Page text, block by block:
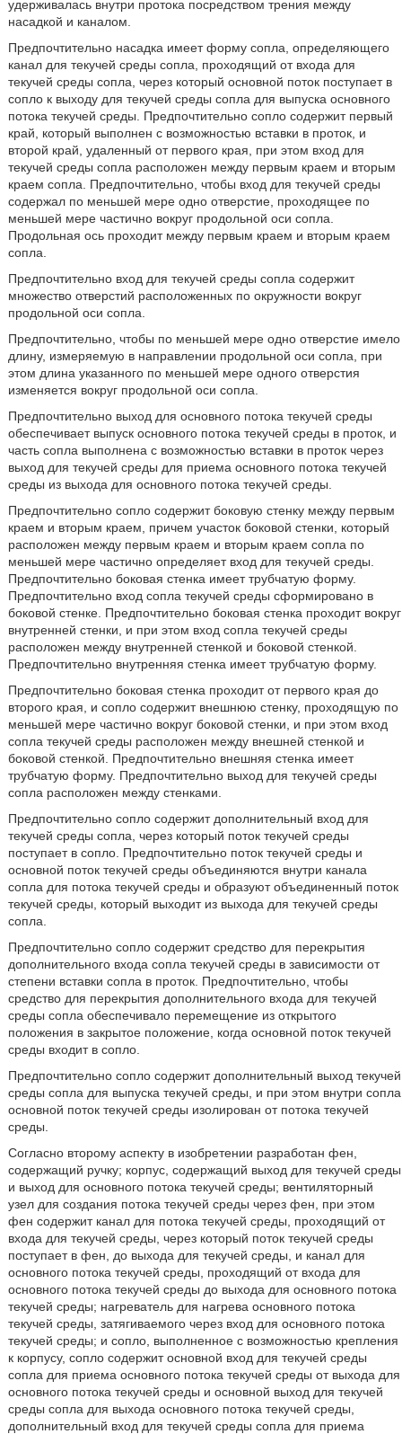
удерживалась внутри протока посредством трения между
насадкой и каналом.
Предпочтительно насадка имеет форму сопла, определяющего
канал для текучей среды сопла, проходящий от входа для
текучей среды сопла, через который основной поток поступает в
сопло к выходу для текучей среды сопла для выпуска основного
потока текучей среды. Предпочтительно сопло содержит первый
край, который выполнен с возможностью вставки в проток, и
второй край, удаленный от первого края, при этом вход для
текучей среды сопла расположен между первым краем и вторым
краем сопла. Предпочтительно, чтобы вход для текучей среды
содержал по меньшей мере одно отверстие, проходящее по
меньшей мере частично вокруг продольной оси сопла.
Продольная ось проходит между первым краем и вторым краем
сопла.
Предпочтительно вход для текучей среды сопла содержит
множество отверстий расположенных по окружности вокруг
продольной оси сопла.
Предпочтительно, чтобы по меньшей мере одно отверстие имело
длину, измеряемую в направлении продольной оси сопла, при
этом длина указанного по меньшей мере одного отверстия
изменяется вокруг продольной оси сопла.
Предпочтительно выход для основного потока текучей среды
обеспечивает выпуск основного потока текучей среды в проток, и
часть сопла выполнена с возможностью вставки в проток через
выход для текучей среды для приема основного потока текучей
среды из выхода для основного потока текучей среды.
Предпочтительно сопло содержит боковую стенку между первым
краем и вторым краем, причем участок боковой стенки, который
расположен между первым краем и вторым краем сопла по
меньшей мере частично определяет вход для текучей среды.
Предпочтительно боковая стенка имеет трубчатую форму.
Предпочтительно вход сопла текучей среды сформировано в
боковой стенке. Предпочтительно боковая стенка проходит вокруг
внутренней стенки, и при этом вход сопла текучей среды
расположен между внутренней стенкой и боковой стенкой.
Предпочтительно внутренняя стенка имеет трубчатую форму.
Предпочтительно боковая стенка проходит от первого края до
второго края, и сопло содержит внешнюю стенку, проходящую по
меньшей мере частично вокруг боковой стенки, и при этом вход
сопла текучей среды расположен между внешней стенкой и
боковой стенкой. Предпочтительно внешняя стенка имеет
трубчатую форму. Предпочтительно выход для текучей среды
сопла расположен между стенками.
Предпочтительно сопло содержит дополнительный вход для
текучей среды сопла, через который поток текучей среды
поступает в сопло. Предпочтительно поток текучей среды и
основной поток текучей среды объединяются внутри канала
сопла для потока текучей среды и образуют объединенный поток
текучей среды, который выходит из выхода для текучей среды
сопла.
Предпочтительно сопло содержит средство для перекрытия
дополнительного входа сопла текучей среды в зависимости от
степени вставки сопла в проток. Предпочтительно, чтобы
средство для перекрытия дополнительного входа для текучей
среды сопла обеспечивало перемещение из открытого
положения в закрытое положение, когда основной поток текучей
среды входит в сопло.
Предпочтительно сопло содержит дополнительный выход текучей
среды сопла для выпуска текучей среды, и при этом внутри сопла
основной поток текучей среды изолирован от потока текучей
среды.
Согласно второму аспекту в изобретении разработан фен,
содержащий ручку; корпус, содержащий выход для текучей среды
и выход для основного потока текучей среды; вентиляторный
узел для создания потока текучей среды через фен, при этом
фен содержит канал для потока текучей среды, проходящий от
входа для текучей среды, через который поток текучей среды
поступает в фен, до выхода для текучей среды, и канал для
основного потока текучей среды, проходящий от входа для
основного потока текучей среды до выхода для основного потока
текучей среды; нагреватель для нагрева основного потока
текучей среды, затягиваемого через вход для основного потока
текучей среды; и сопло, выполненное с возможностью крепления
к корпусу, сопло содержит основной вход для текучей среды
сопла для приема основного потока текучей среды от выхода для
основного потока текучей среды и основной выход для текучей
среды сопла для выхода основного потока текучей среды,
дополнительный вход для текучей среды сопла для приема